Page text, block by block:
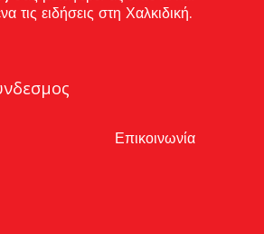
τις ειδήσεις στη Χαλκιδική.
Επικοινωνία